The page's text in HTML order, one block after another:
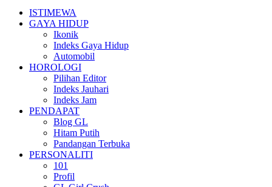
ISTIMEWA
GAYA HIDUP
Ikonik
Indeks Gaya Hidup
Automobil
HOROLOGI
Pilihan Editor
Indeks Jauhari
Indeks Jam
PENDAPAT
Blog GL
Hitam Putih
Pandangan Terbuka
PERSONALITI
101
Profil